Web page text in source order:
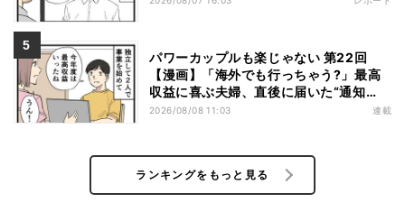
パワーカップルも楽じゃない 第22回
【漫画】「海外でも行っちゃう?」最高
収益に喜ぶ夫婦、直後に届いた“通知
書”で現実に戻された
2026/08/08 11:03 連載
ランキングをもっと見る